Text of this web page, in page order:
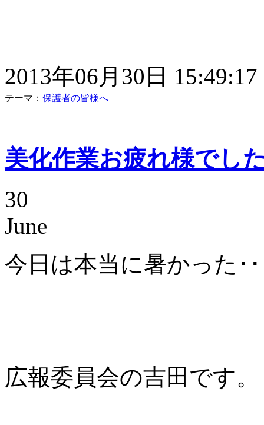
2013年06月30日 15:49:17
テーマ： 保護者の皆様へ
美化作業お疲れ様でし
30
June
今日は本当に暑かった･
広報委員会の吉田です。